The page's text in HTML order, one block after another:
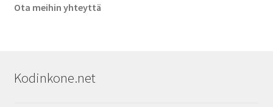
Ota meihin yhteyttä
Kodinkone.net